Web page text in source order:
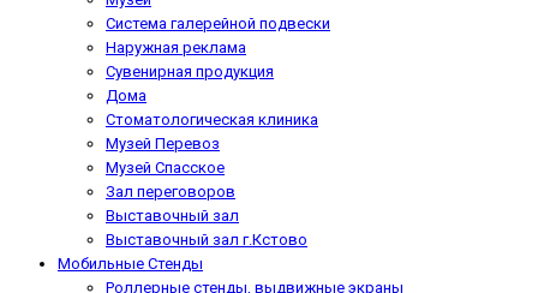
Система галерейной подвески
Наружная реклама
Сувенирная продукция
Дома
Стоматологическая клиника
Музей Перевоз
Музей Спасское
Зал переговоров
Выставочный зал
Выставочный зал г.Кстово
Мобильные Стенды
Роллерные стенды, выдвижные экраны